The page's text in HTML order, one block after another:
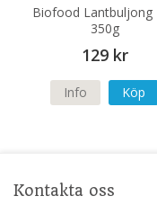
Biofood Lantbuljong
350g
129 kr
Info Köp
Kontakta oss